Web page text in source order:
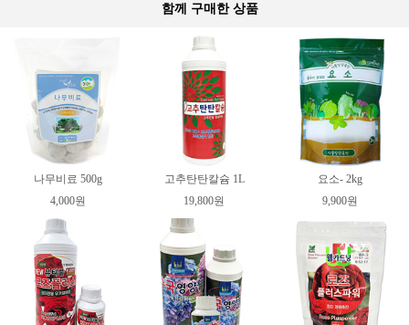
함께 구매한 상품
나무비료 500g
4,000원
고추탄탄칼슘 1L
19,800원
요소- 2kg
9,900원